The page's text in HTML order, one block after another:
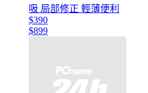
吸 局部修正 輕薄便利
$390
$899